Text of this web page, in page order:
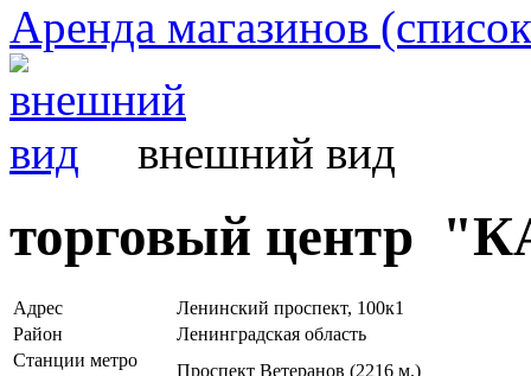
Аренда магазинов
внешний вид
торговый центр
Адрес
Ленинский проспект, 100к1
Район
Ленинградская область
Станции метро
Проспект Ветеранов (2216 м.)